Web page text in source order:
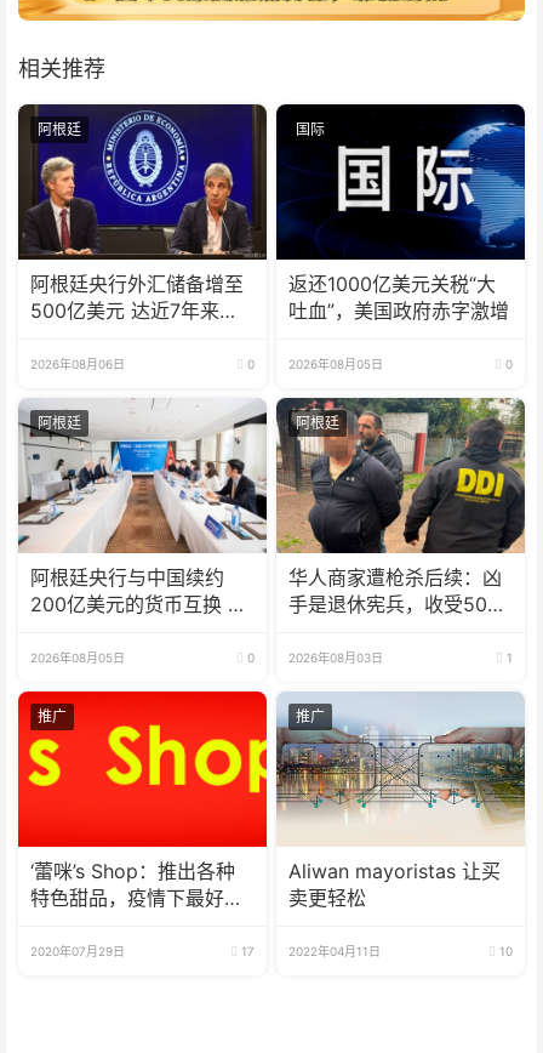
相关推荐
阿根廷
阿根廷央行外汇储备增至
500亿美元 达近7年来最
2026年08月06日 0
国际
返还1000亿美元关税“大
吐血”，美国政府赤字激增
2026年08月05日 0
阿根廷
阿根廷央行与中国续约
200亿美元的货币互换 有
2026年08月05日 0
阿根廷
华人商家遭枪杀后续：凶
手是退休宪兵，收受5000
2026年08月03日 1
推广
‘蕾咪’s Shop：推出各种
特色甜品，疫情下最好的
2020年07月29日 17
推广
Aliwan mayoristas 让买
卖更轻松
2022年04月11日 10